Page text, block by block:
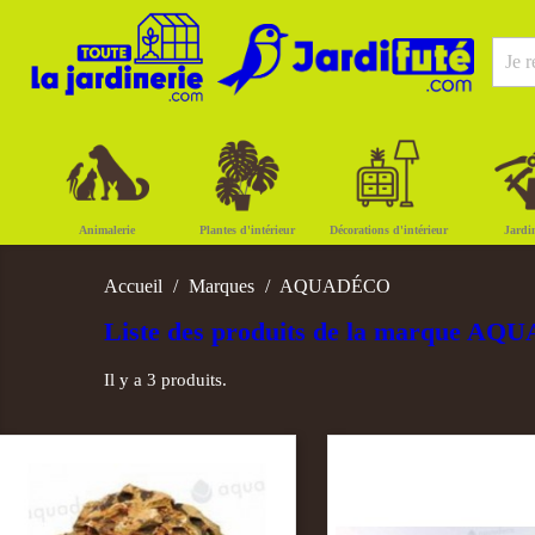
Animalerie Plantes d'intérieur Décorations d'intérieur
Accueil Marques AQUADÉCO
Liste des produits de la marque
Il y a 3 produits.